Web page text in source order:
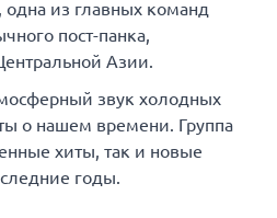
одна из главных команд
пост-панка,
Азии.
звук холодных
о нашем времени. Группа
хиты, так и новые
годы.